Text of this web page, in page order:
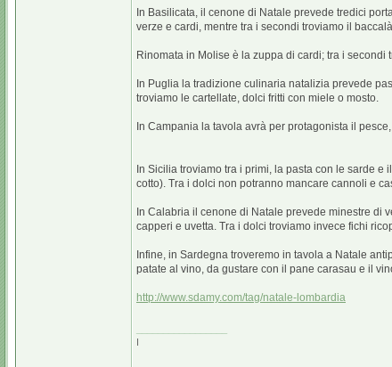
In Basilicata, il cenone di Natale prevede tredici
verze e cardi, mentre tra i secondi troviamo il
Rinomata in Molise è la zuppa di cardi; tra i
In Puglia la tradizione culinaria natalizia prevede
troviamo le cartellate, dolci fritti con miele o mosto.
In Campania la tavola avrà per protagonista il
In Sicilia troviamo tra i primi, la pasta con le sarde
cotto). Tra i dolci non potranno mancare cannoli e
In Calabria il cenone di Natale prevede minestre di
capperi e uvetta. Tra i dolci troviamo invece fichi
Infine, in Sardegna troveremo in tavola a Natale
patate al vino, da gustare con il pane carasau e il
http://www.sdamy.com/tag/natale-lombardia
I